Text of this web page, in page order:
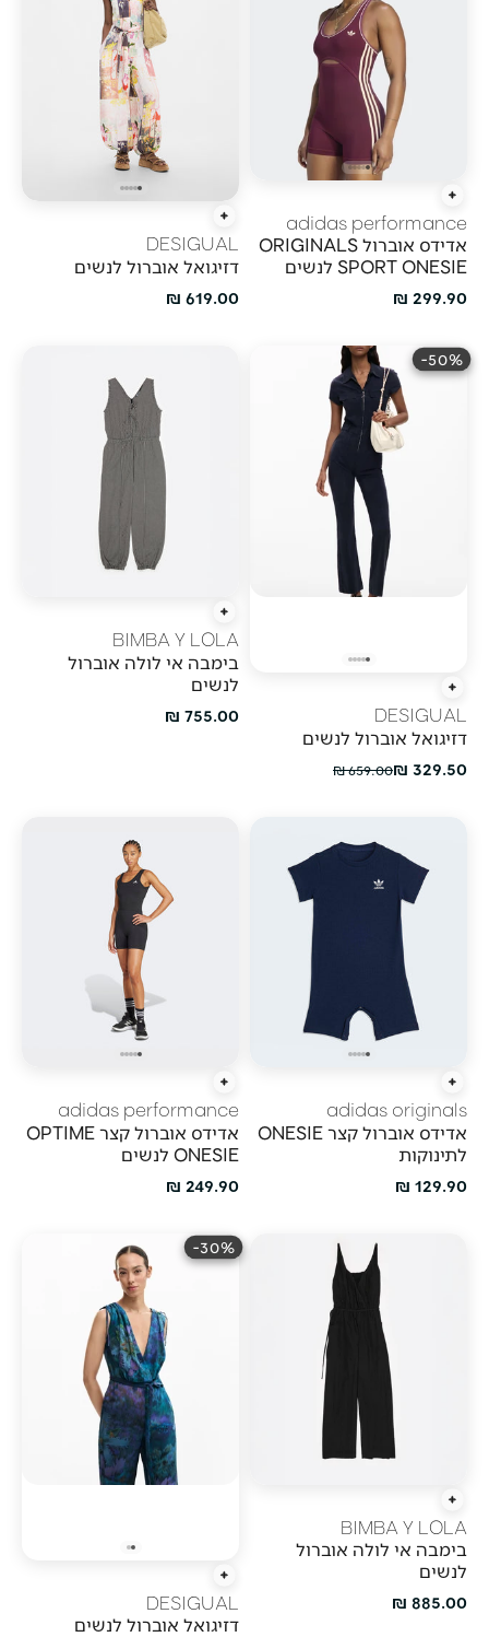
הוספה מהירה
adidas performance
אדידס אוברול ORIGINALS
SPORT ONESIE לנשים
מחיר מבצע
299.90 ₪
הוספה מהירה
DESIGUAL
דזיגואל אוברול לנשים
מחיר מבצע
619.00 ₪
50%-
הוספה מהירה
DESIGUAL
דזיגואל אוברול לנשים
מחיר מבצע
329.50 ₪ מחיר רגיל
659.00 ₪
הוספה מהירה
BIMBA Y LOLA
בימבה אי לולה אוברול
לנשים
מחיר מבצע
755.00 ₪
הוספה מהירה
adidas originals
אדידס אוברול קצר ONESIE
לתינוקות
מחיר מבצע
129.90 ₪
הוספה מהירה
adidas performance
אדידס אוברול קצר OPTIME
ONESIE לנשים
מחיר מבצע
249.90 ₪
הוספה מהירה
BIMBA Y LOLA
בימבה אי לולה אוברול
לנשים
מחיר מבצע
885.00 ₪
30%-
הוספה מהירה
DESIGUAL
דזיגואל אוברול לנשים